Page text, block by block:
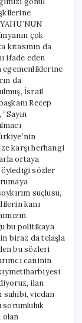
çok
da
ifade eden
egemenliklerine
da
İsrail
Recep
karşı herhangi
ortaya
sözler
suçlusu,
kanı
bu politikaya
biraz da telaşla
bu sözleri
caninin
ilan
sahibi, vicdan
sorumluluk
olan